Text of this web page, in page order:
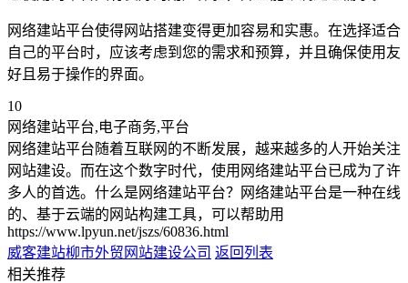
网络建站平台使得网站搭建变得更加容易和实惠。在选择适合
自己的平台时，应该考虑到您的需求和预算，并且确保使用友
好且易于操作的界面。
10
网络建站平台,电子商务,平台
网络建站平台随着互联网的不断发展，越来越多的人开始关注
网站建设。而在这个数字时代，使用网络建站平台已成为了许
多人的首选。什么是网络建站平台？网络建站平台是一种在线
的、基于云端的网站构建工具，可以帮助用
https://www.lpyun.net/jszs/60836.html
威客建站柳市外贸网站建设公司 返回列表
相关推荐